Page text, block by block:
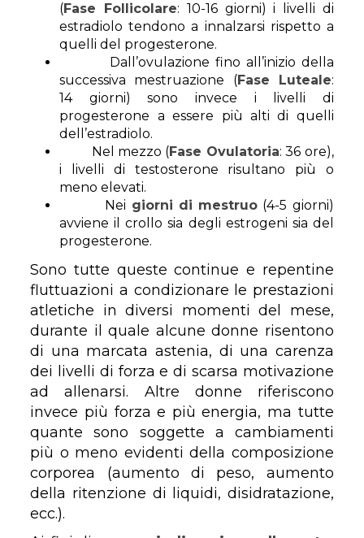
(Fase Follicolare: 10-16 giorni) i livelli di
estradiolo tendono a innalzarsi rispetto a
quelli del progesterone.
Dall’ovulazione fino all’inizio della
successiva mestruazione (Fase Luteale:
14 giorni) sono invece i livelli di
progesterone a essere più alti di quelli
dell’estradiolo.
Nel mezzo (Fase Ovulatoria: 36 ore),
i livelli di testosterone risultano più o
meno elevati.
Nei giorni di mestruo (4-5 giorni)
avviene il crollo sia degli estrogeni sia del
progesterone.
Sono tutte queste continue e repentine
fluttuazioni a condizionare le prestazioni
atletiche in diversi momenti del mese,
durante il quale alcune donne risentono
di una marcata astenia, di una carenza
dei livelli di forza e di scarsa motivazione
ad allenarsi. Altre donne riferiscono
invece più forza e più energia, ma tutte
quante sono soggette a cambiamenti
più o meno evidenti della composizione
corporea (aumento di peso, aumento
della ritenzione di liquidi, disidratazione,
ecc.).